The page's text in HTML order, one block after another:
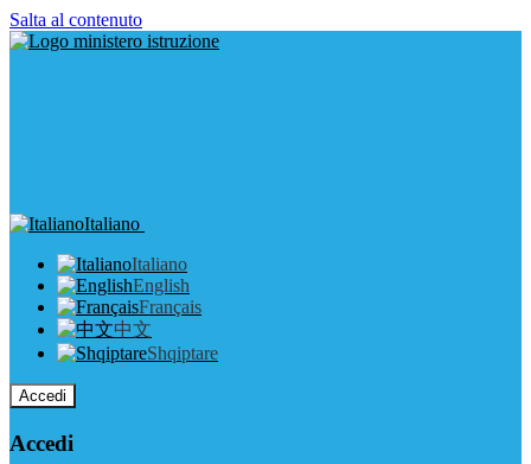
Salta al contenuto
Italiano
Italiano
English
Français
中文
Shqiptare
Accedi
Accedi